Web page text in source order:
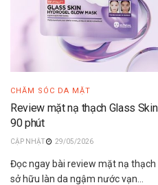
CHĂM SÓC DA MẶT
Review mặt nạ thạch Glass
90 phút
29/05/2026
Đọc ngay bài review mặt nạ thạch
sở hữu làn da ngậm nước vạn...